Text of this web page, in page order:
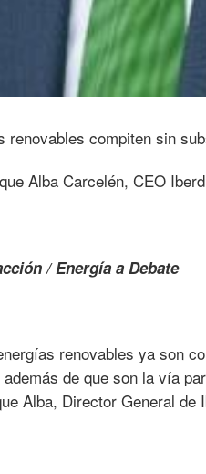
Alba Carcelén, CEO
/ Energía a Debate
renovables ya son
además de que son la vía
Alba, Director General de